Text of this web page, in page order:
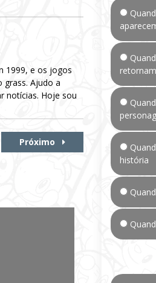
1999, e os jogos
Ajudo a
notícias. Hoje sou
Próximo
retornam
história